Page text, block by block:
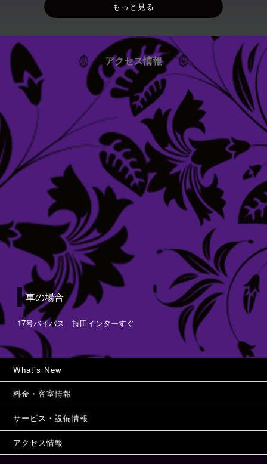
もっと見る
アクセス情報
車の場合
17号バイパス 持田インターすぐ
What's New
料金・客室情報
サービス・設備情報
アクセス情報